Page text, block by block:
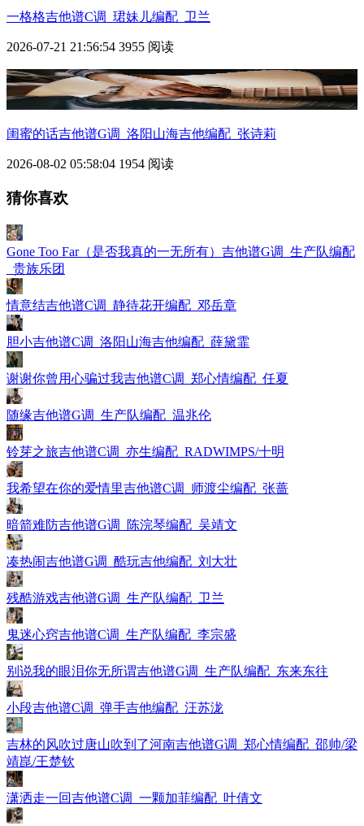
一格格吉他谱C调_珺妹儿编配_卫兰
2026-07-21 21:56:54 3955 阅读
闺蜜的话吉他谱G调_洛阳山海吉他编配_张诗莉
2026-08-02 05:58:04 1954 阅读
猜你喜欢
Gone Too Far（是否我真的一无所有）吉他谱G调_生产队编配
_贵族乐团
情意结吉他谱C调_静待花开编配_邓岳章
胆小吉他谱C调_洛阳山海吉他编配_薛黛霏
谢谢你曾用心骗过我吉他谱C调_郑心情编配_任夏
随缘吉他谱G调_生产队编配_温兆伦
铃芽之旅吉他谱C调_亦生编配_RADWIMPS/十明
我希望在你的爱情里吉他谱C调_师渡尘编配_张蔷
暗箭难防吉他谱G调_陈浣琴编配_吴靖文
凑热闹吉他谱G调_酷玩吉他编配_刘大壮
残酷游戏吉他谱G调_生产队编配_卫兰
鬼迷心窍吉他谱C调_生产队编配_李宗盛
别说我的眼泪你无所谓吉他谱G调_生产队编配_东来东往
小段吉他谱C调_弹手吉他编配_汪苏泷
吉林的风吹过唐山吹到了河南吉他谱G调_郑心情编配_邵帅/梁
靖崑/王楚钦
潇洒走一回吉他谱C调_一颗加菲编配_叶倩文